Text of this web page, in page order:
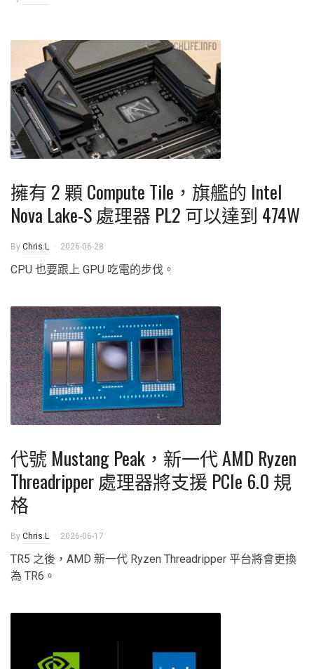
擁有 2 顆 Compute Tile，旗艦的 Intel
Nova Lake-S 處理器 PL2 可以達到 474W
By Chris.L 2026-06-28
CPU 也要跟上 GPU 吃電的步伐。
代號 Mustang Peak，新一代 AMD Ryzen
Threadripper 處理器將支援 PCIe 6.0 規
格
By Chris.L 2026-06-17
TR5 之後，AMD 新一代 Ryzen Threadripper 平台將會更換
為 TR6。